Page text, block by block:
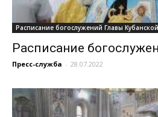
Расписание богослужений Главы
Расписание
Пресс-служба - 28.07.2022